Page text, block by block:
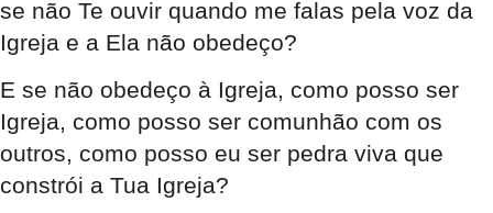
se não Te ouvir quando me falas pela voz da
Igreja e a Ela não obedeço?
E se não obedeço à Igreja, como posso ser
Igreja, como posso ser comunhão com os
outros, como posso eu ser pedra viva que
constrói a Tua Igreja?